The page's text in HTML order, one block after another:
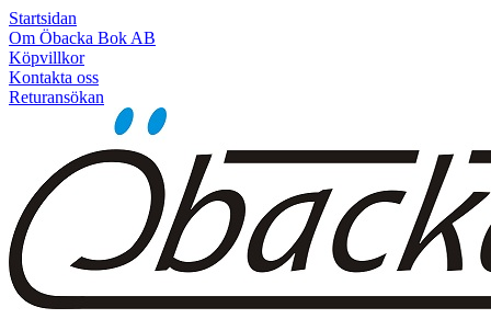
Startsidan
Om Öbacka Bok AB
Köpvillkor
Kontakta oss
Returansökan